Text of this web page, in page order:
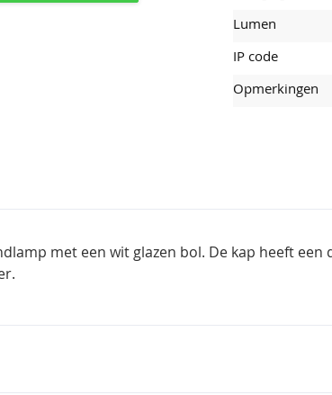
Lumen
IP code
Opmerkingen
met een wit glazen bol. De kap heeft